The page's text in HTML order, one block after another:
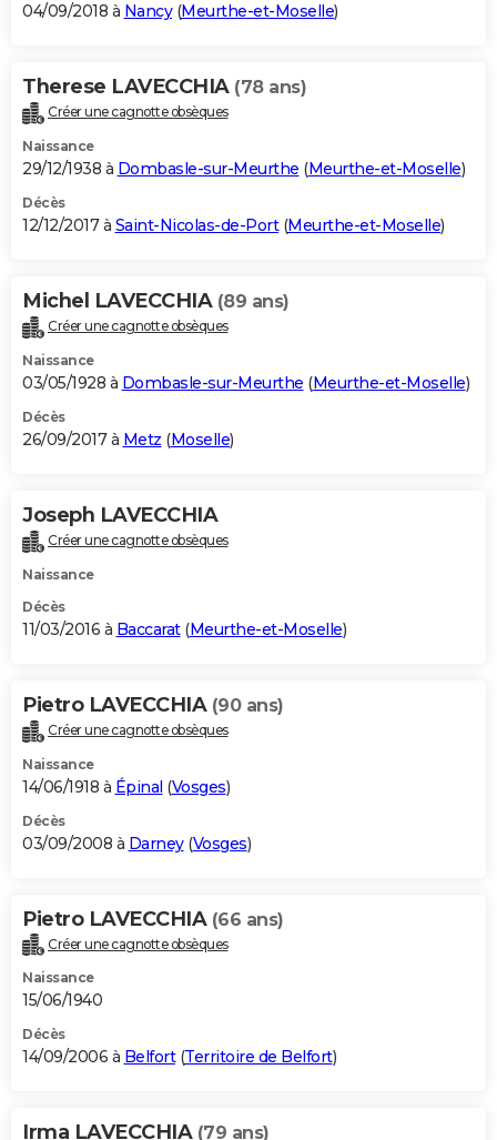
04/09/2018 à Nancy(Meurthe-et-Moselle)
Therese LAVECCHIA (78 ans)
Créer une cagnotte obsèques
Naissance
29/12/1938 à Dombasle-sur-Meurthe (Meurthe-et-Moselle)
Décès
12/12/2017 à Saint-Nicolas-de-Port(Meurthe-et-Moselle)
Michel LAVECCHIA (89 ans)
Créer une cagnotte obsèques
Naissance
03/05/1928 à Dombasle-sur-Meurthe (Meurthe-et-Moselle)
Décès
26/09/2017 à Metz (Moselle)
Joseph LAVECCHIA
Créer une cagnotte obsèques
Naissance
Décès
11/03/2016 à Baccarat(Meurthe-et-Moselle)
Pietro LAVECCHIA (90 ans)
Créer une cagnotte obsèques
Naissance
14/06/1918 à Épinal (Vosges)
Décès
03/09/2008 à Darney(Vosges)
Pietro LAVECCHIA (66 ans)
Créer une cagnotte obsèques
Naissance
15/06/1940
Décès
14/09/2006 à Belfort(Territoire de Belfort)
Irma LAVECCHIA (79 ans)